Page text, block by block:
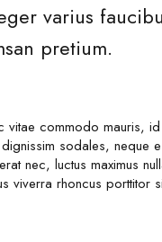
varius
pretium.
commodo mauris,
sodales, neque
nec, luctus maximus
viverra rhoncus porttitor